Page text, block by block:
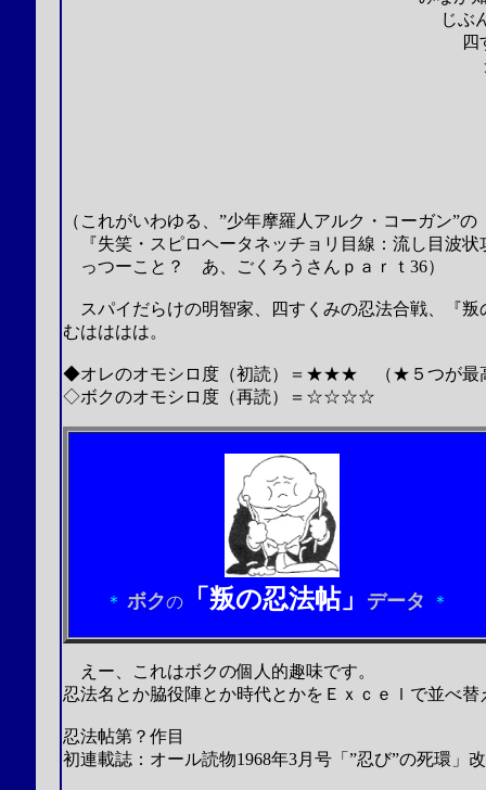
じぶんただ一人であっ
四すくみの忍法合戦
光秀の謀叛を伝
（これがいわゆる、”少年摩羅人アルク・コーガン”の
『失笑・スピロヘータネッチョリ目線：流し目波状
っつーこと？ あ、ごくろうさんｐａｒｔ36）
スパイだらけの明智家、四すくみの忍法合戦、『叛
むはははは。
◆オレのオモシロ度（初読）＝★★★ （★５つが最
◇ボクのオモシロ度（再読）＝☆☆☆☆
＊ ボクの 「叛の忍法帖」 データ ＊
えー、これはボクの個人的趣味です。
忍法名とか脇役陣とか時代とかをＥｘｃｅｌで並べ
忍法帖第？作目
初連載誌：オール読物1968年3月号「”忍び”の死環」